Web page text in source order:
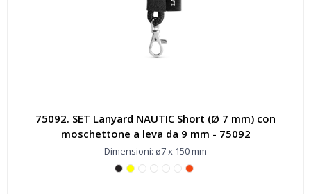
75092. SET Lanyard NAUTIC Short (Ø 7 mm) con
moschettone a leva da 9 mm - 75092
Dimensioni: ø7 x 150 mm